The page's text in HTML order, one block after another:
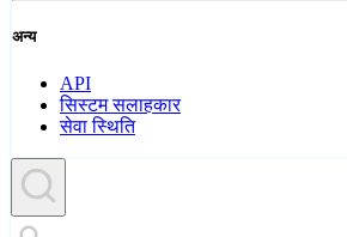
अन्य
API
सिस्टम सलाहकार
सेवा स्थिति